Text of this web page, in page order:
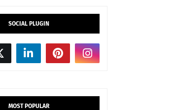
SOCIAL PLUGIN
MOST POPULAR